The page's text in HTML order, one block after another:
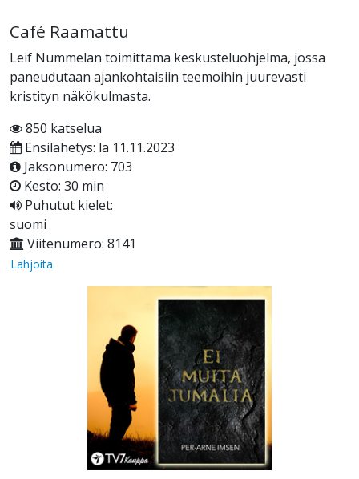
Café Raamattu
Leif Nummelan toimittama keskusteluohjelma, jossa
paneudutaan ajankohtaisiin teemoihin juurevasti
kristityn näkökulmasta.
850 katselua
Ensilähetys: la 11.11.2023
Jaksonumero: 703
Kesto: 30 min
Puhutut kielet:
suomi
Viitenumero: 8141
Lahjoita